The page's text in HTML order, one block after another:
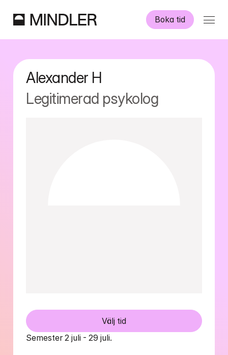
Boka tid
Information
Övriga tjänster
Alexander H
Legitimerad psykolog
Välj tid
Semester 2 juli - 29 juli.